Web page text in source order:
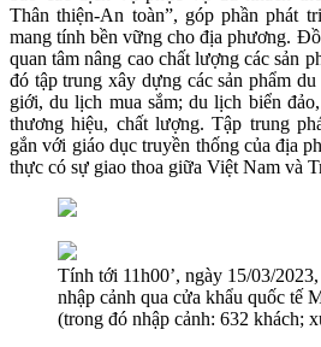
Thân thiện-An toàn”, góp phần phát
mang tính bền vững cho địa phương.
quan tâm nâng cao chất lượng các sản
đó tập trung xây dựng các sản phẩm
giới, du lịch mua sắm; du lịch biển
thương hiệu, chất lượng. Tập trung
gắn với giáo dục truyền thống của địa
thực có sự giao thoa giữa Việt Nam và
Tính tới 11h00’, ngày 15/03/
nhập cảnh qua cửa khẩu quốc tế
(trong đó nhập cảnh: 632 khách;